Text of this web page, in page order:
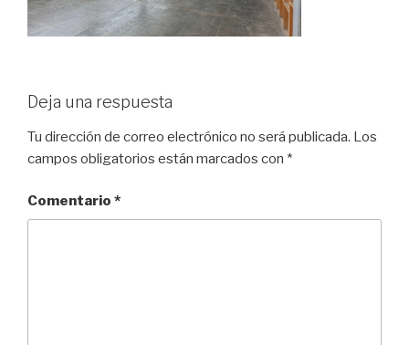
Deja una respuesta
Tu dirección de correo electrónico no será publicada. Los
campos obligatorios están marcados con *
Comentario *